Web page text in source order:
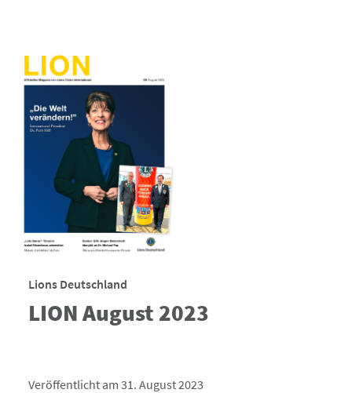
Lions Deutschland
LION August 2023
Veröffentlicht am 31. August 2023